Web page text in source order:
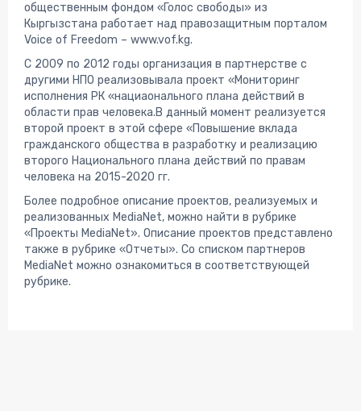
общественным фондом «Голос свободы» из
Кыргызстана работает над правозащитным порталом
Voice of Freedom – www.vof.kg.
С 2009 по 2012 годы организация в партнерстве с
другими НПО реализовывала проект «Мониторинг
исполнения РК «нациаонального плана действий в
области прав человека.В данный момент реализуется
второй проект в этой сфере «Повышение вклада
гражданского общества в разработку и реализацию
второго Национального плана действий по правам
человека на 2015-2020 гг.
Более подробное описание проектов, реализуемых и
реализованных MediaNet, можно найти в рубрике
«Проекты MediaNet». Описание проектов представлено
также в рубрике «Отчеты». Со списком партнеров
MediaNet можно ознакомиться в соответствующей
рубрике.